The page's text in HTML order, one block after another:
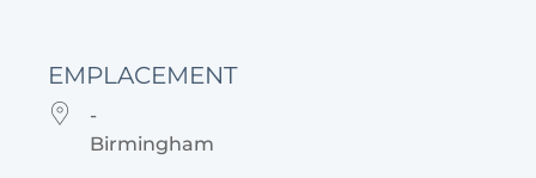
EMPLACEMENT
-
Birmingham